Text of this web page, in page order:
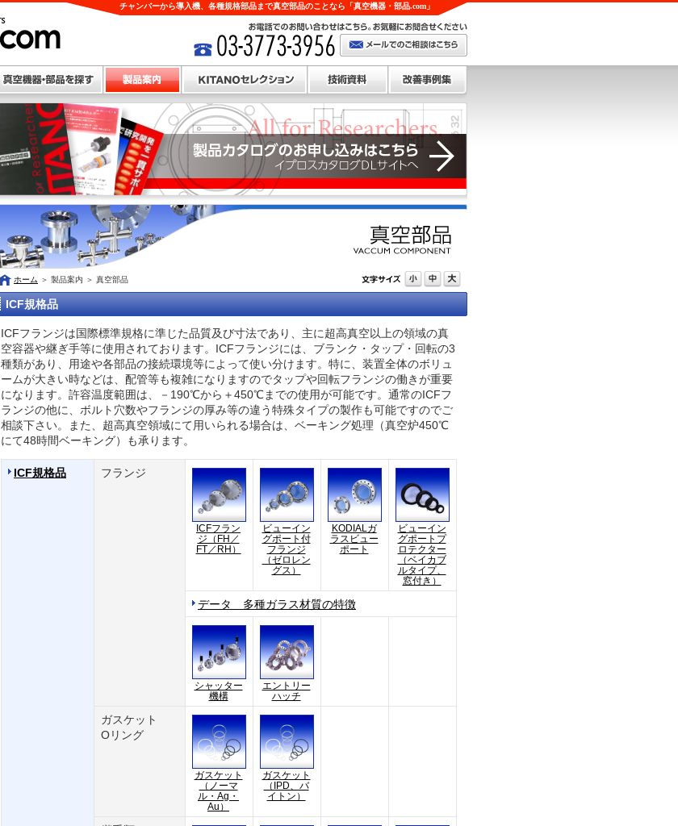
チャンバーから導入機、各種規格部品まで真空部品のことなら「真空機器・部品.com」
ホーム ＞ 製品案内 ＞ 真空部品
ICF規格品
ICFフランジは国際標準規格に準じた品質及び寸法であり、主に超高真空以上の領域の真
空容器や継ぎ手等に使用されております。ICFフランジには、ブランク・タップ・回転の3
種類があり、用途や各部品の接続環境等によって使い分けます。特に、装置全体のボリュ
ームが大きい時などは、配管等も複雑になりますのでタップや回転フランジの働きが重要
になります。許容温度範囲は、－190℃から＋450℃までの使用が可能です。通常のICFフ
ランジの他に、ボルト穴数やフランジの厚み等の違う特殊タイプの製作も可能ですのでご
相談下さい。また、超高真空領域にて用いられる場合は、ベーキング処理（真空炉450℃
にて48時間ベーキング）も承ります。
ICF規格品 フランジ
ICFフラン
ジ（FH／
FT／RH）
ビューイン
グポート付
フランジ
（ゼロレン
グス）
KODIALガ
ラスビュー
ポート
ビューイン
グポートプ
ロテクター
（ベイカブ
ルタイプ、
窓付き）
データ 多種ガラス材質の特徴
シャッター
機構
エントリー
ハッチ
ガスケット
Oリング
ガスケット
（ノーマ
ル・Ag・
Au）
ガスケット
（IPD、バ
イトン）